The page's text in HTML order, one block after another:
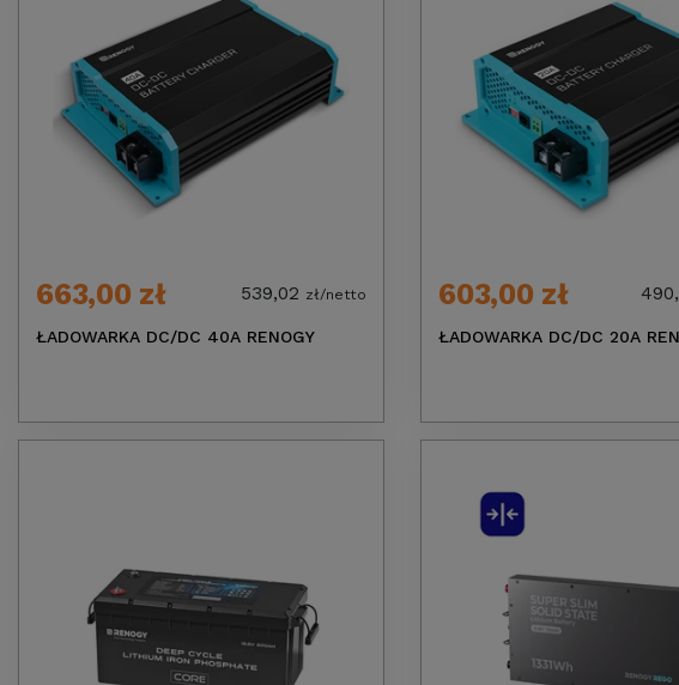
663,00 zł 539,02 zł/netto
ŁADOWARKA DC/DC 40A RENOGY
603,00 zł
ŁADOWARKA DC/DC 20A